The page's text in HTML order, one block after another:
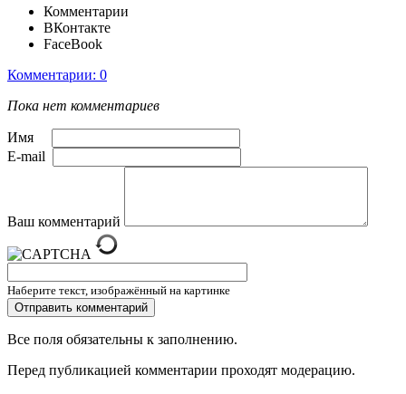
Комментарии
ВКонтакте
FaceBook
Комментарии: 0
Пока нет комментариев
Имя
E-mail
Ваш комментарий
Наберите текст, изображённый на картинке
Все поля обязательны к заполнению.
Перед публикацией комментарии проходят модерацию.